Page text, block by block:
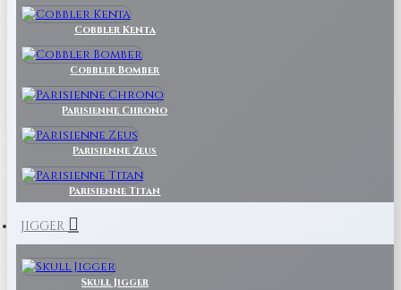
Cobbler Kenta
Cobbler Bomber
Parisienne Chrono
Parisienne Zeus
Parisienne Titan
JIGGER
Skull Jigger